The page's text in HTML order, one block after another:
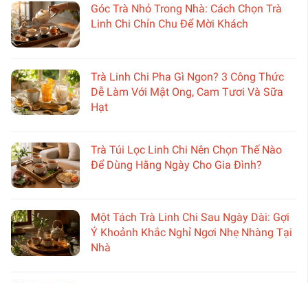
Góc Trà Nhỏ Trong Nhà: Cách Chọn Trà
Linh Chi Chỉn Chu Để Mời Khách
Trà Linh Chi Pha Gì Ngon? 3 Công Thức
Dễ Làm Với Mật Ong, Cam Tươi Và Sữa
Hạt
Trà Túi Lọc Linh Chi Nên Chọn Thế Nào
Để Dùng Hằng Ngày Cho Gia Đình?
Một Tách Trà Linh Chi Sau Ngày Dài: Gợi
Ý Khoảnh Khắc Nghỉ Ngơi Nhẹ Nhàng Tại
Nhà